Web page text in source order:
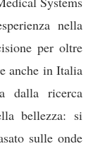
nella
per oltre
anche in Italia
dalla ricerca
bellezza: si
sulle onde